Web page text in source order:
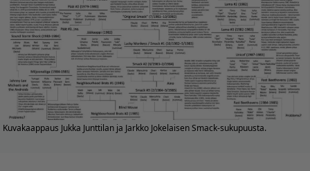
Kuvakaappaus Jukka Junttilan ja Jarkko Jokelaisen Smack-sukupuusta.